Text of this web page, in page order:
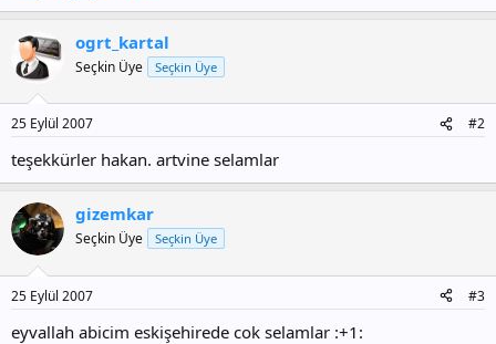
ogrt_kartal
Seçkin Üye Seçkin Üye
25 Eylül 2007 #2
teşekkürler hakan. artvine selamlar
gizemkar
Seçkin Üye Seçkin Üye
25 Eylül 2007 #3
eyvallah abicim eskişehirede cok selamlar :+1: